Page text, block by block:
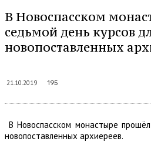
В Новоспасском
седьмой день курсов
новопоставленных
21.10.2019 195
В Новоспасском монастыре
новопоставленных архиереев.